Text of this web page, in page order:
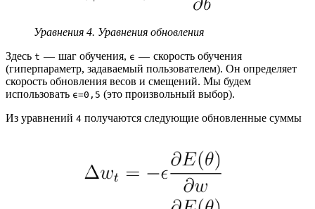
Уравнения 4. Уравнения обновления
Здесь t — шаг обучения, ϵ — скорость обучения
(гиперпараметр, задаваемый пользователем). Он определяет
скорость обновления весов и смещений. Мы будем
использовать ϵ=0,5 (это произвольный выбор).
Из уравнений 4 получаются следующие обновленные суммы